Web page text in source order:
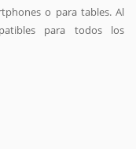
o para tables. Al
para todos los